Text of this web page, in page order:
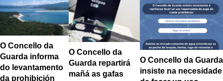
O Concello da
Guarda informa
do levantamento
da prohibición
O Concello da
Guarda repartirá
mañá as gafas
O Concello da Guarda
insiste na necesidade